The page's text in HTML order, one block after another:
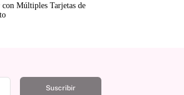
con Múltiples Tarjetas de
Suscribir